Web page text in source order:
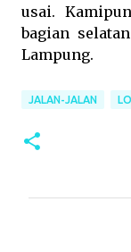
usai.
bagian
Lampung.
JALAN-JALAN